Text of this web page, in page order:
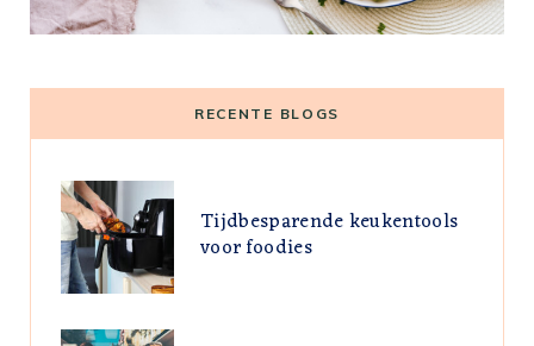
RECENTE BLOGS
Tijdbesparende keukentools
voor foodies